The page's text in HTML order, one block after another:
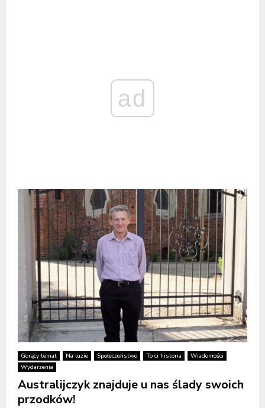
ad
Gorący temat Na luzie Społeczeństwo To ci historia
Wiadomości
Wydarzenia
Australijczyk znajduje u nas ślady swoich
przodków!